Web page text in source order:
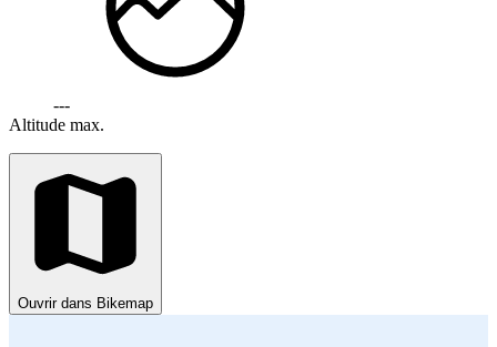
---
Altitude max.
Ouvrir dans Bikemap